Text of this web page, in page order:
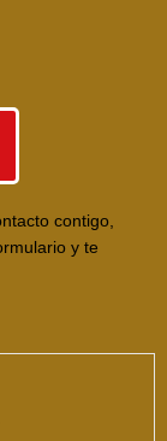
contigo,
y te